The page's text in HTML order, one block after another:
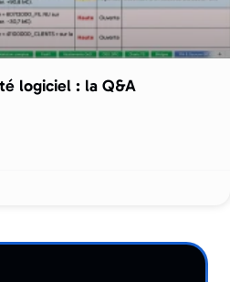
logiciel : la Q&A